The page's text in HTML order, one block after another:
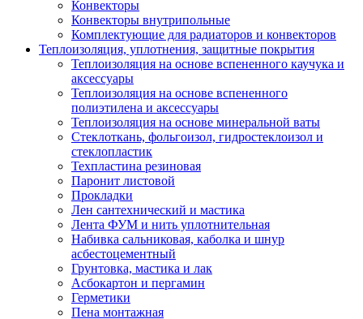
Конвекторы
Конвекторы внутрипольные
Комплектующие для радиаторов и конвекторов
Теплоизоляция, уплотнения, защитные покрытия
Теплоизоляция на основе вспененного каучука и
аксессуары
Теплоизоляция на основе вспененного
полиэтилена и аксессуары
Теплоизоляция на основе минеральной ваты
Стеклоткань, фольгоизол, гидростеклоизол и
стеклопластик
Техпластина резиновая
Паронит листовой
Прокладки
Лен сантехнический и мастика
Лента ФУМ и нить уплотнительная
Набивка сальниковая, каболка и шнур
асбестоцементный
Грунтовка, мастика и лак
Асбокартон и пергамин
Герметики
Пена монтажная